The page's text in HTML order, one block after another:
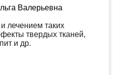
лечением таких
твердых тканей,
и др.